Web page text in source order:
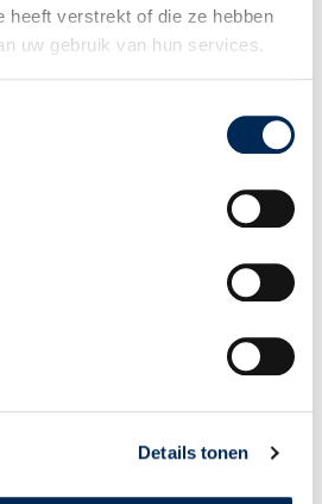
heeft verstrekt of die ze hebben
uw gebruik van hun services.
Details tonen
netto over bij een gelijk brutoloon en
of Duitsland. Wat als een medewerker
of werkt in meerdere landen tegelijk?
en welke aanvullende afspraken
het vertalen van theorie naar praktijk.
en bespreken waar je op moet